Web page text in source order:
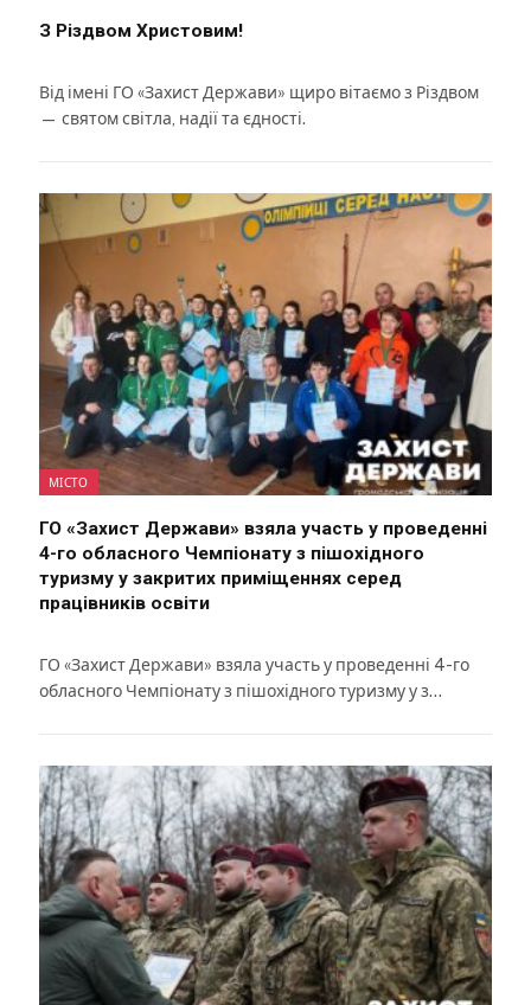
З Різдвом Христовим!
Від імені ГО «Захист Держави» щиро вітаємо з Різдвом
— святом світла, надії та єдності.
МІСТО
ГО «Захист Держави» взяла участь у проведенні
4-го обласного Чемпіонату з пішохідного
туризму у закритих приміщеннях серед
працівників освіти
ГО «Захист Держави» взяла участь у проведенні 4-го
обласного Чемпіонату з пішохідного туризму у з…